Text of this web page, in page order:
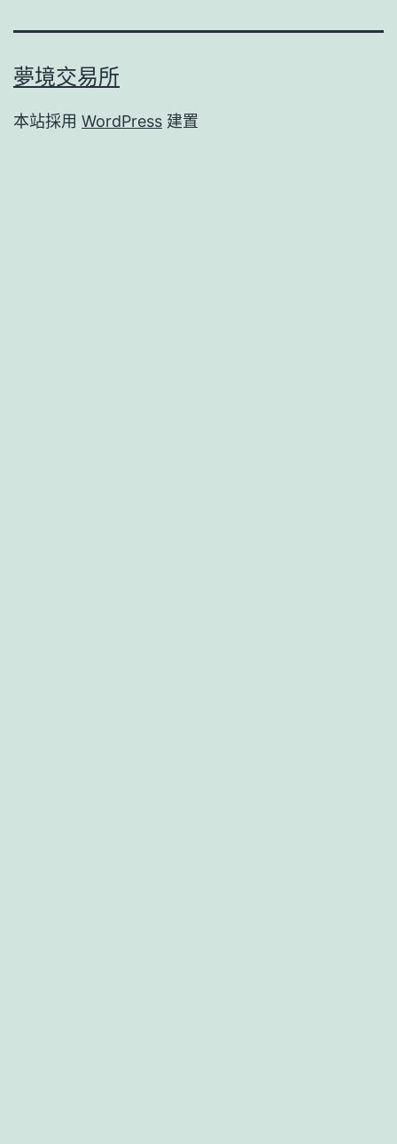
夢境交易所
本站採用 WordPress 建置